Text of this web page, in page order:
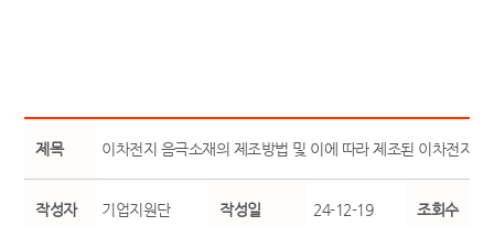
제목 이차전지 음극소재의 제조방법 및 이에 따라 제조된 이차전지
작성자 기업지원단 작성일 24-12-19 조회수